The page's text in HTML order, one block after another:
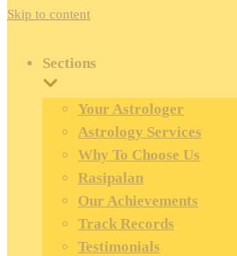
Skip to content
Sections
Your Astrologer
Astrology Services
Why To Choose Us
Rasipalan
Our Achievements
Track Records
Testimonials